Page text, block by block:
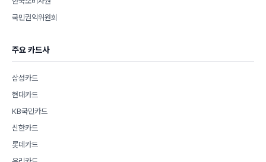
국민권익위원회
주요 카드사
삼성카드
현대카드
KB국민카드
신한카드
롯데카드